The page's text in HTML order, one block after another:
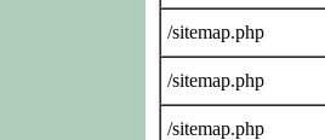
/sitemap.php
/sitemap.php
/sitemap.php